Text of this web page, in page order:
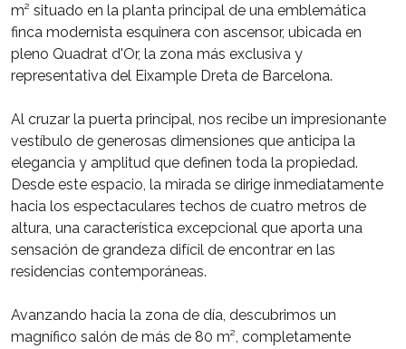
m² situado en la planta principal de una emblemática
finca modernista esquinera con ascensor, ubicada en
pleno Quadrat d'Or, la zona más exclusiva y
representativa del Eixample Dreta de Barcelona.
Al cruzar la puerta principal, nos recibe un impresionante
vestíbulo de generosas dimensiones que anticipa la
elegancia y amplitud que definen toda la propiedad.
Desde este espacio, la mirada se dirige inmediatamente
hacia los espectaculares techos de cuatro metros de
altura, una característica excepcional que aporta una
sensación de grandeza difícil de encontrar en las
residencias contemporáneas.
Avanzando hacia la zona de día, descubrimos un
magnífico salón de más de 80 m², completamente